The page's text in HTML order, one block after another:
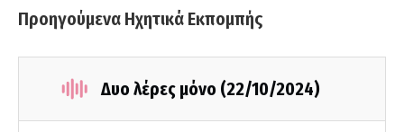
Προηγούμενα Ηχητικά Εκπομπής
Δυο λέρες μόνο (22/10/2024)